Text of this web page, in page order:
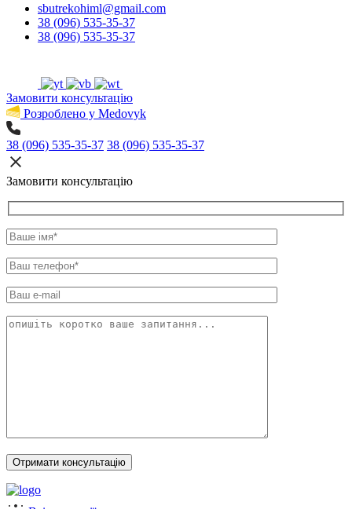
sbutrekohiml@gmail.com
38 (096) 535-35-37
38 (096) 535-35-37
Замовити консультацію
Розроблено у Medovyk
38 (096) 535-35-37 38 (096) 535-35-37
Замовити консультацію